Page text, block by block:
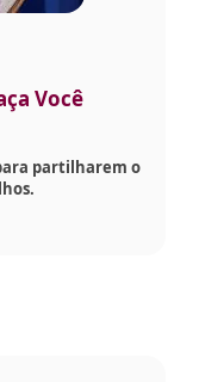
Você
partilharem o